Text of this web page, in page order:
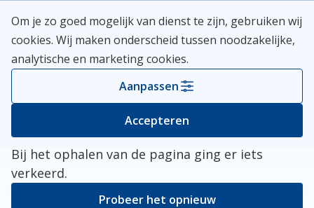
naar
inhoud
Meerlanden Logo
Open
Kies je gemeente
Er ging iets mis
Bij het ophalen van de pagina ging er iets
verkeerd.
Probeer het opnieuw
Om je zo goed mogelijk van dienst te zijn, gebruiken wij
cookies. Wij maken onderscheid tussen noodzakelijke,
analytische en marketing cookies.
Aanpassen
Accepteren